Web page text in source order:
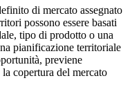
di mercato assegnato
possono essere basati
tipo di prodotto o una
pianificazione territoriale
previene
copertura del mercato